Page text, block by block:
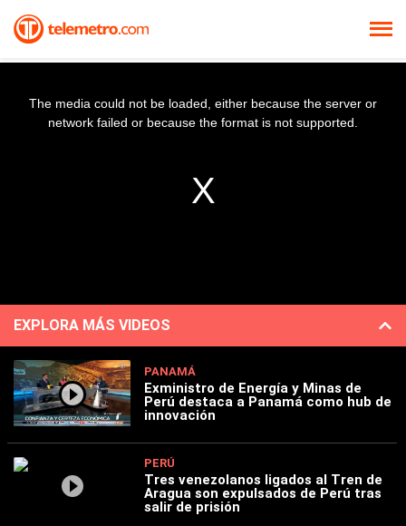
The media could not be loaded, either because the server or
network failed or because the format is not supported.
EXPLORA MÁS VIDEOS
PANAMÁ
Exministro de Energía y Minas de
Perú destaca a Panamá como hub de
innovación
PERÚ
Tres venezolanos ligados al Tren de
Aragua son expulsados de Perú tras
salir de prisión